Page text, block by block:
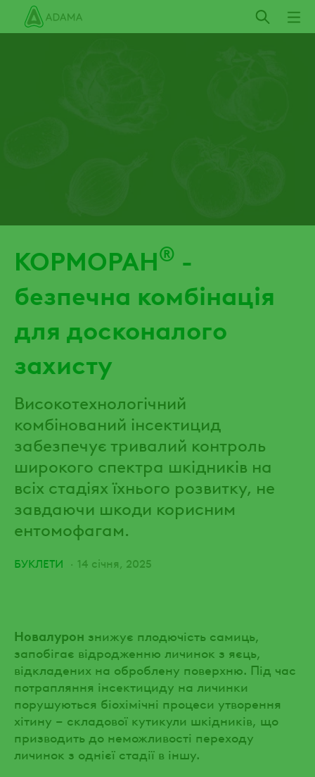
Пропустити
КОРМОРАН® -
безпечна комбінація
для досконалого
захисту
Високотехнологічний
комбінований інсектицид
забезпечує тривалий контроль
широкого спектра шкідників на
всіх стадіях їхнього розвитку, не
завдаючи шкоди корисним
ентомофагам.
БУКЛЕТИ 14 січня, 2025
Новалурон знижує плодючість самиць,
запобігає відродженню личинок з яєць,
відкладених на оброблену поверхню. Під час
потрапляння інсектициду на личинки
порушуються біохімічні процеси утворення
хітину – складової кутикули шкідників, що
призводить до неможливості переходу
личинок з однієї стадії в іншу.